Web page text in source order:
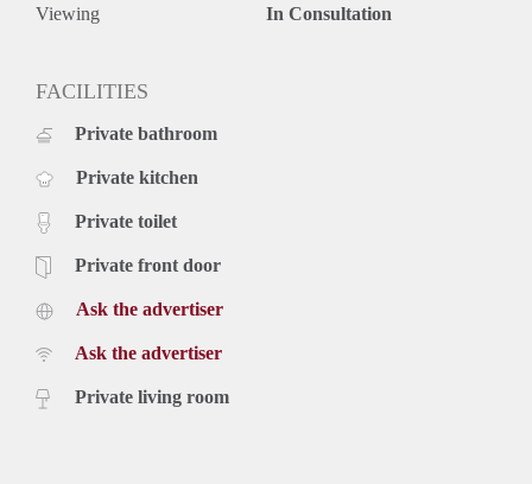
Viewing In Consultation
FACILITIES
Private bathroom
Private kitchen
Private toilet
Private front door
Ask the advertiser
Ask the advertiser
Private living room